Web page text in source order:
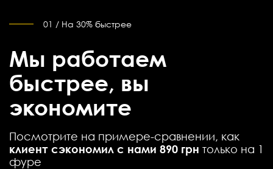
01 / На 30% быстрее
Мы работаем
быстрее, вы
экономите
Посмотрите на примере-сравнении, как
клиент сэкономил с нами 890 грн только на 1
фуре